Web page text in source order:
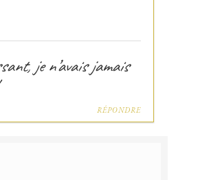
je n’avais jamais
RÉPONDRE